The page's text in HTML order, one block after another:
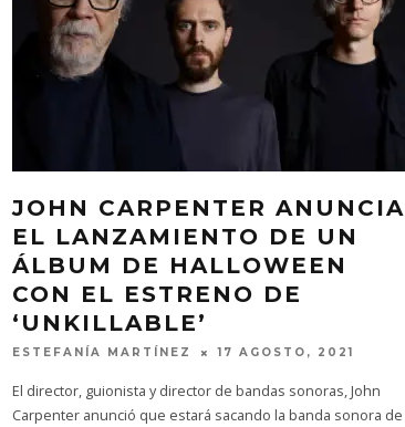
JOHN CARPENTER ANUNCIA
EL LANZAMIENTO DE UN
ÁLBUM DE HALLOWEEN
CON EL ESTRENO DE
‘UNKILLABLE’
ESTEFANÍA MARTÍNEZ 17 AGOSTO, 2021
El director, guionista y director de bandas sonoras, John
Carpenter anunció que estará sacando la banda sonora de